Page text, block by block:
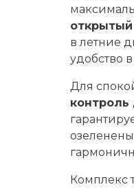
открытый
в летние
удобство
Для
Комплекс